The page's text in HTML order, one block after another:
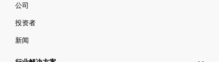
公司
投资者
新闻